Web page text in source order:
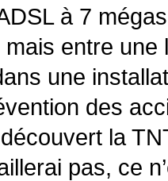
à 7
mais entre
une
des
la
pas, ce